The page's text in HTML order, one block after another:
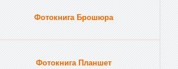
Фотокнига Брошюра
Фотокнига Планшет